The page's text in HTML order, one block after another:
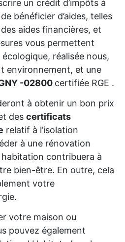
un crédit d’impôts à
bénéficier d’aides, telles
aides financières, et
vous permettent
écologique, réalisée nous,
environnement, et une
-02800 certifiée RGE .
à obtenir un bon prix
des certificats
relatif à l’isolation
à une rénovation
contribuera à
bien-être. En outre, cela
votre
votre maison ou
pouvez également